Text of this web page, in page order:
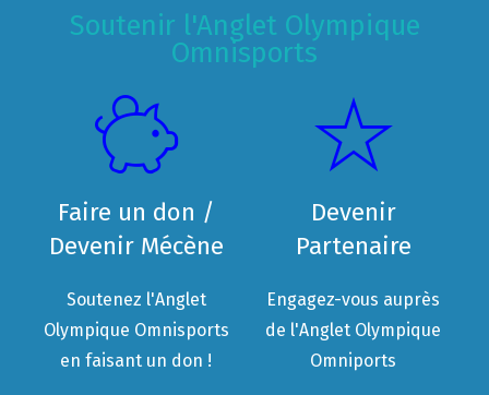
Soutenir l'Anglet Olympique
Omnisports
Faire un don /
Devenir Mécène
Soutenez l'Anglet
Olympique Omnisports
en faisant un don !
Devenir
Partenaire
Engagez-vous auprès
de l'Anglet Olympique
Omniports